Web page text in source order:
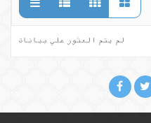
لم يتم العثور علي بيانات